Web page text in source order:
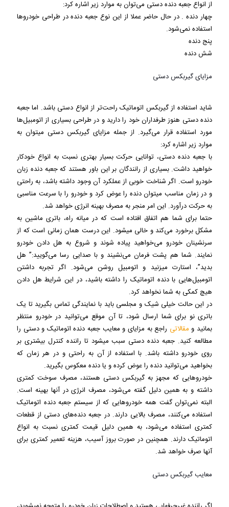
از انواع جعبه دنده دستی می‌توان به موارد زیر اشاره کرد:
چهار دنده . در حال حاضر عملا از این نوع جعبه دنده در طراحی خودروها
استفاده نمی‌شود.
پنج دنده
شش دنده
مزایای گیربکس دستی
شاید استفاده از گیربکس اتوماتیک راحت‌تر از انواع دستی باشد. اما جعبه
دنده دستی هنوز طرفداران خود را دارید و در طراحی بسیاری از اتومبیل‌ها
مورد استفاده قرار می‌گیرد. از جمله مزایای گیربکس دستی می‎توان به
موارد زیر اشاره کرد:
با جعبه دنده دستی، توانایی حرکت بسیار بهتری نسبت به انواع خودکار
خواهید داشت. بسیاری از رانندگان بر این باور هستند که جعبه دنده زبان
خودرو است. اگر شناخت خوبی از عملکرد آن وجود داشته باشد، به راحتی
و در زمان مناسب می‎توان دنده را عوض کرد و خودرو را با سرعت مناسبی
به حرکت درآورد. این امر منجر به مصرف بهینه انرژی خواهد شد.
حتما برای شما هم اتفاق افتاده است که در میانه راه، باتری ماشین به
مشکل برخورد می‌کند و خالی می‎شود. این درست همان زمانی است که از
سرنشینان خودرو می‌خواهید پیاده شوند و شروع به هل دادن خودرو
نمایند. شما هم پشت فرمان می‌نشیند و با صدایی رسا می‌گویید:” هل
بدید”، استارت می‎زنید و اتومبیل روشن می‌شود. اگر تجربه داشتن
اتومبیل‌هایی با دنده اتوماتیک را داشته باشید، در این شرایط هل دادن
هیچ کمکی به شما نخواهد کرد.
در این حالت خیلی شیک و مجلسی باید با نمایندگی تماس بگیرید تا یک
باتری نو برای شما ارسال شود، تا آن موقع می‌توانید در خودرو منتظر
بمانید و مقالاتی راجع به مزایای و معایب جعبه دنده اتوماتیک و دستی را
مطالعه کنید. جعبه دنده دستی سبب می‎شود تا راننده کنترل بیشتری بر
روی خودرو داشته باشد. با استفاده از آن به راحتی و در هر زمان که
بخواهید می‌توانید دنده را عوض کرده و یا دنده معکوس بگیرید.
خودروهایی که مجهز به گیربکس دستی هستند، مصرف سوخت کمتری
داشته و به همین دلیل گفته می‌شود، مصرف انرژی در آنها بهینه است.
البته نمی‌توان گفت همه خودروهایی که از سیستم جعبه دنده اتوماتیک
استفاده می‌کنند، مصرف بالایی دارند. در جعبه دنده‌های دستی از قطعات
کمتری استفاده می‌شود، به همین دلیل قیمت کمتری نسبت به انواع
اتوماتیک دارند. همچنین در صورت بروز آسیب، هزینه تعمیر کمتری برای
آنها صرف خواهد شد.
معایب گیربکس دستی